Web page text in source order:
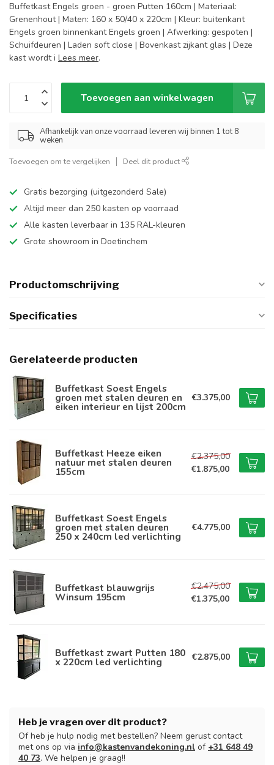
Buffetkast Engels groen - groen Putten 160cm | Materiaal:
Grenenhout | Maten: 160 x 50/40 x 220cm | Kleur: buitenkant
Engels groen binnenkant Engels groen | Afwerking: gespoten |
Schuifdeuren | Laden soft close | Bovenkast zijkant glas | Deze
kast wordt i Lees meer.
Toevoegen aan winkelwagen
Afhankelijk van onze voorraad leveren wij binnen 1 tot 8
weken
Toevoegen om te vergelijken Deel dit product
Gratis bezorging (uitgezonderd Sale)
Altijd meer dan 250 kasten op voorraad
Alle kasten leverbaar in 135 RAL-kleuren
Grote showroom in Doetinchem
Productomschrijving
Specificaties
Gerelateerde producten
Buffetkast Soest Engels
groen met stalen deuren en
eiken interieur en lijst 200cm
€3.375,00
Buffetkast Heeze eiken
natuur met stalen deuren
155cm
€2.375,00
€1.875,00
Buffetkast Soest Engels
groen met stalen deuren
250 x 240cm led verlichting
€4.775,00
Buffetkast blauwgrijs
Winsum 195cm
€2.475,00
€1.375,00
Buffetkast zwart Putten 180
x 220cm led verlichting €2.875,00
Heb je vragen over dit product?
Of heb je hulp nodig met bestellen? Neem gerust contact
met ons op via info@kastenvandekoning.nl of +31 648 49
40 73. We helpen je graag!!